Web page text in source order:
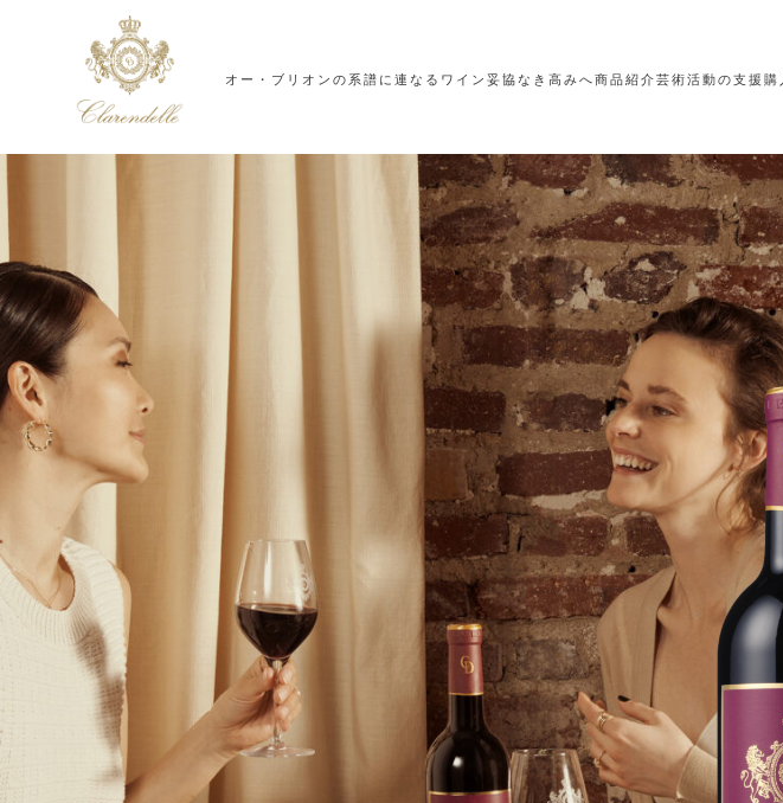
オー・ブリオンの系譜に連なるワイン妥協なき高みへ商品紹介芸術活動の支援購